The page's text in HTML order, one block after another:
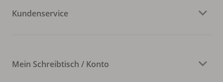
Kundenservice
Mein Schreibtisch / Konto